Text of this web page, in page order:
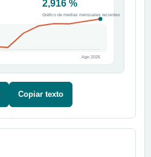
Ago 2026
2,916 %
Gráfico de medias mensuales recientes
Copiar texto